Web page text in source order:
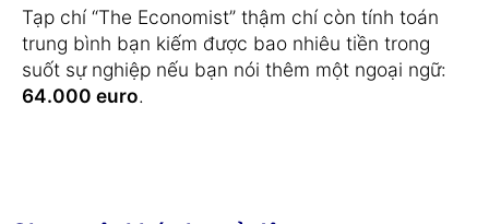
Tạp chí “The Economist” thậm chí còn tính toán
trung bình bạn kiếm được bao nhiêu tiền trong
suốt sự nghiệp nếu bạn nói thêm một ngoại ngữ:
64.000 euro.